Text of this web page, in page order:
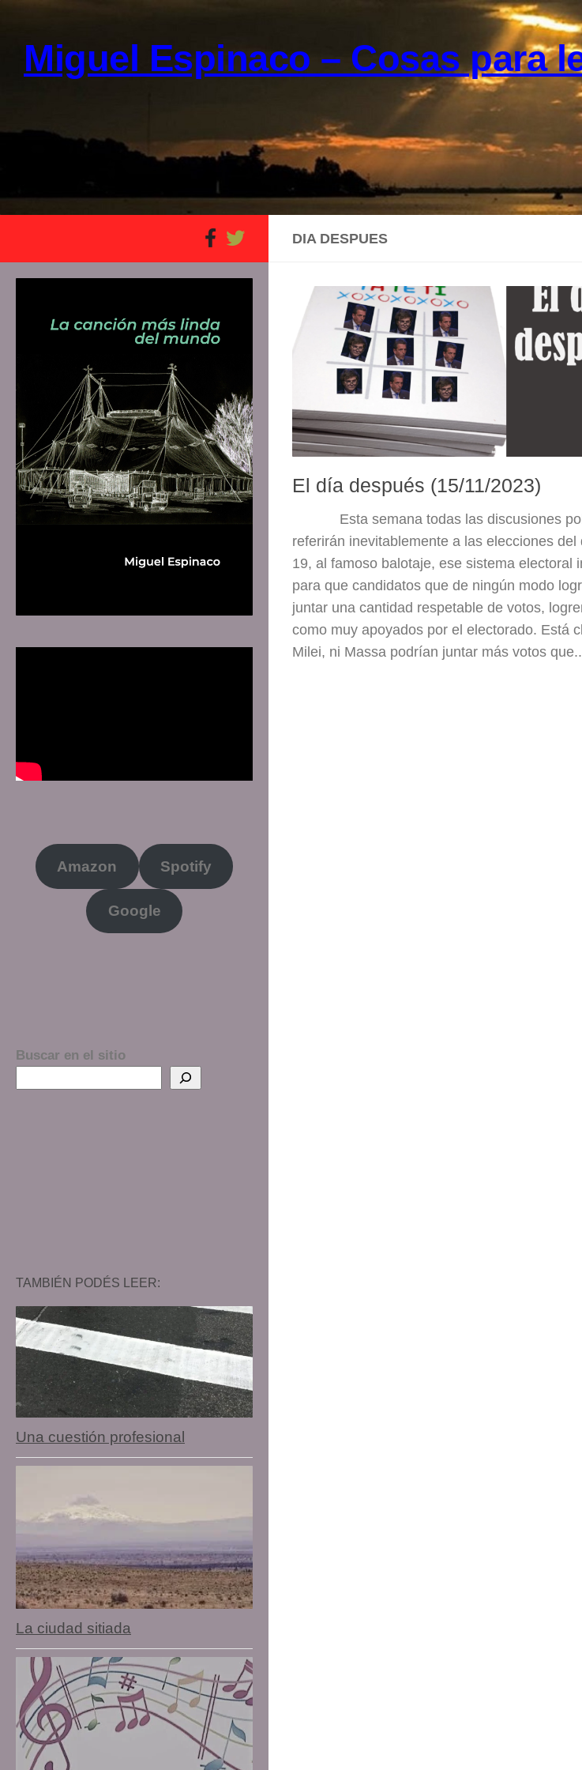
Miguel Espinaco – Cosas para
DIA DESPUES
El día después (15/11/2023)
Esta semana todas las discusiones
referirán inevitablemente a las elecciones del
19, al famoso balotaje, ese sistema electoral
para que candidatos que de ningún modo
juntar una cantidad respetable de votos,
como muy apoyados por el electorado. Está
Milei, ni Massa podrían juntar más votos
Amazon Spotify
Google
Buscar en el sitio
TAMBIÉN PODÉS LEER:
Una cuestión profesional
La ciudad sitiada